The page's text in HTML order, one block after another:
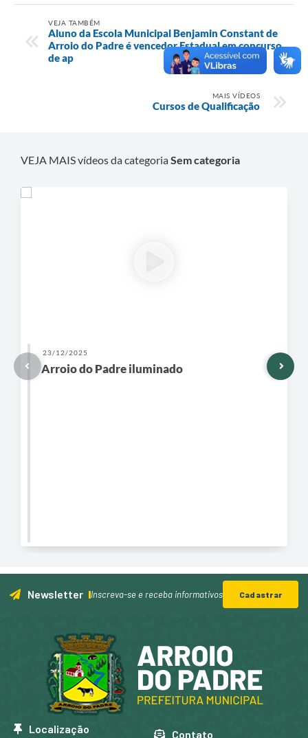
VEJA TAMBÉM
Aluno da Escola Municipal Benjamin Constant de
Arroio do Padre é vencedor Estadual em concurso
de ap
MAIS VÍDEOS
Cursos de Qualificação
VEJA MAIS vídeos da categoriaSem categoria
23/12/2025
Arroio do Padre iluminado
Newsletter Inscreva-se e receba informativos Cadastrar
Localização Contato